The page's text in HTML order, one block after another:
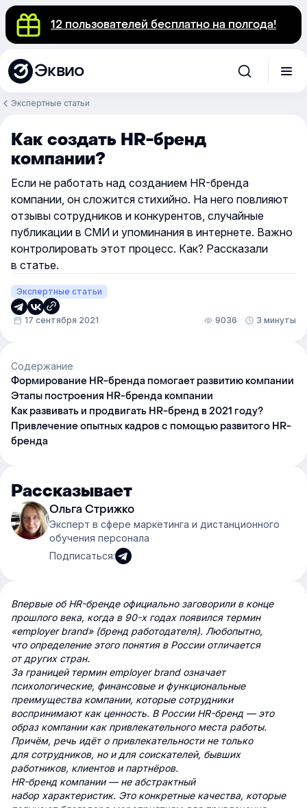
12 пользователей бесплатно на полгода!
Эквио
Экспертные статьи
Как создать HR-бренд
компании?
Если не работать над созданием HR-бренда
компании, он сложится стихийно. На него повлияют
отзывы сотрудников и конкурентов, случайные
публикации в СМИ и упоминания в интернете. Важно
контролировать этот процесс. Как? Рассказали
в статье.
Экспертные статьи
17 сентября 2021 9036 3 минуты
Содержание
Формирование HR-бренда помогает развитию компании
Этапы построения HR-бренда компании
Как развивать и продвигать HR-бренд в 2021 году?
Привлечение опытных кадров с помощью развитого HR-
бренда
Рассказывает
Ольга Стрижко
Эксперт в сфере маркетинга и дистанционного
обучения персонала
Подписаться:
Впервые об HR-бренде официально заговорили в конце
прошлого века, когда в 90-х годах появился термин
«employer brand» (бренд работодателя). Любопытно,
что определение этого понятия в России отличается
от других стран.
За границей термин employer brand означает
психологические, финансовые и функциональные
преимущества компании, которые сотрудники
воспринимают как ценность. В России HR-бренд — это
образ компании как привлекательного места работы.
Причём, речь идёт о привлекательности не только
для сотрудников, но и для соискателей, бывших
работников, клиентов и партнёров.
HR-бренд компании — не абстрактный
набор характеристик. Это конкретные качества, которые